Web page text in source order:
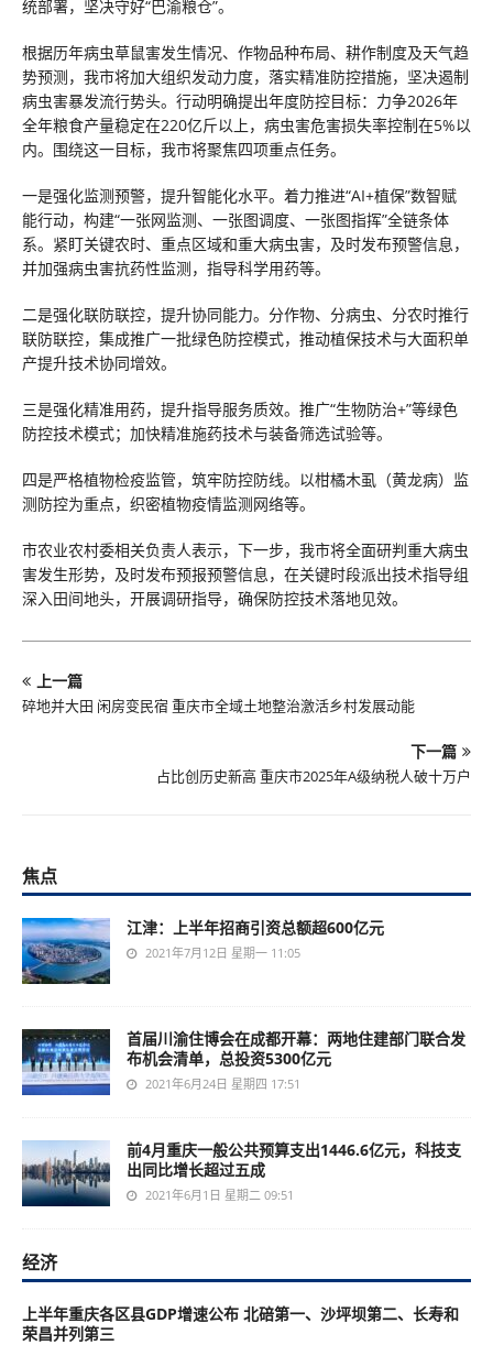
统部署，坚决守好“巴渝粮仓”。
根据历年病虫草鼠害发生情况、作物品种布局、耕作制度及天气趋
势预测，我市将加大组织发动力度，落实精准防控措施，坚决遏制
病虫害暴发流行势头。行动明确提出年度防控目标：力争2026年
全年粮食产量稳定在220亿斤以上，病虫害危害损失率控制在5%以
内。围绕这一目标，我市将聚焦四项重点任务。
一是强化监测预警，提升智能化水平。着力推进“AI+植保”数智赋
能行动，构建“一张网监测、一张图调度、一张图指挥”全链条体
系。紧盯关键农时、重点区域和重大病虫害，及时发布预警信息，
并加强病虫害抗药性监测，指导科学用药等。
二是强化联防联控，提升协同能力。分作物、分病虫、分农时推行
联防联控，集成推广一批绿色防控模式，推动植保技术与大面积单
产提升技术协同增效。
三是强化精准用药，提升指导服务质效。推广“生物防治+”等绿色
防控技术模式；加快精准施药技术与装备筛选试验等。
四是严格植物检疫监管，筑牢防控防线。以柑橘木虱（黄龙病）监
测防控为重点，织密植物疫情监测网络等。
市农业农村委相关负责人表示，下一步，我市将全面研判重大病虫
害发生形势，及时发布预报预警信息，在关键时段派出技术指导组
深入田间地头，开展调研指导，确保防控技术落地见效。
上一篇
碎地并大田 闲房变民宿 重庆市全域土地整治激活乡村发展动能
下一篇
占比创历史新高 重庆市2025年A级纳税人破十万户
焦点
江津：上半年招商引资总额超600亿元
2021年7月12日 星期一 11:05
首届川渝住博会在成都开幕：两地住建部门联合发
布机会清单，总投资5300亿元
2021年6月24日 星期四 17:51
前4月重庆一般公共预算支出1446.6亿元，科技支
出同比增长超过五成
2021年6月1日 星期二 09:51
经济
上半年重庆各区县GDP增速公布 北碚第一、沙坪坝第二、长寿和
荣昌并列第三